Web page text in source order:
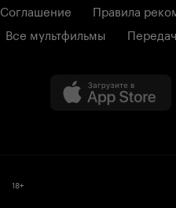
Соглашение Правила
Все мультфильмы
18+